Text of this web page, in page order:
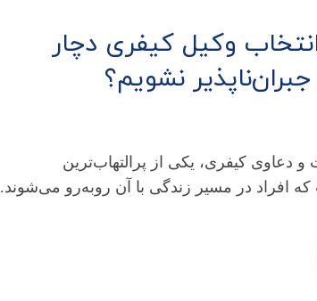
وکیل کیفری دچار
نشویم؟
و دعاوی کیفری، یکی از پرالتهاب‌ترین
افراد در مسیر زندگی با آن روبه‌رو می‌شوند.